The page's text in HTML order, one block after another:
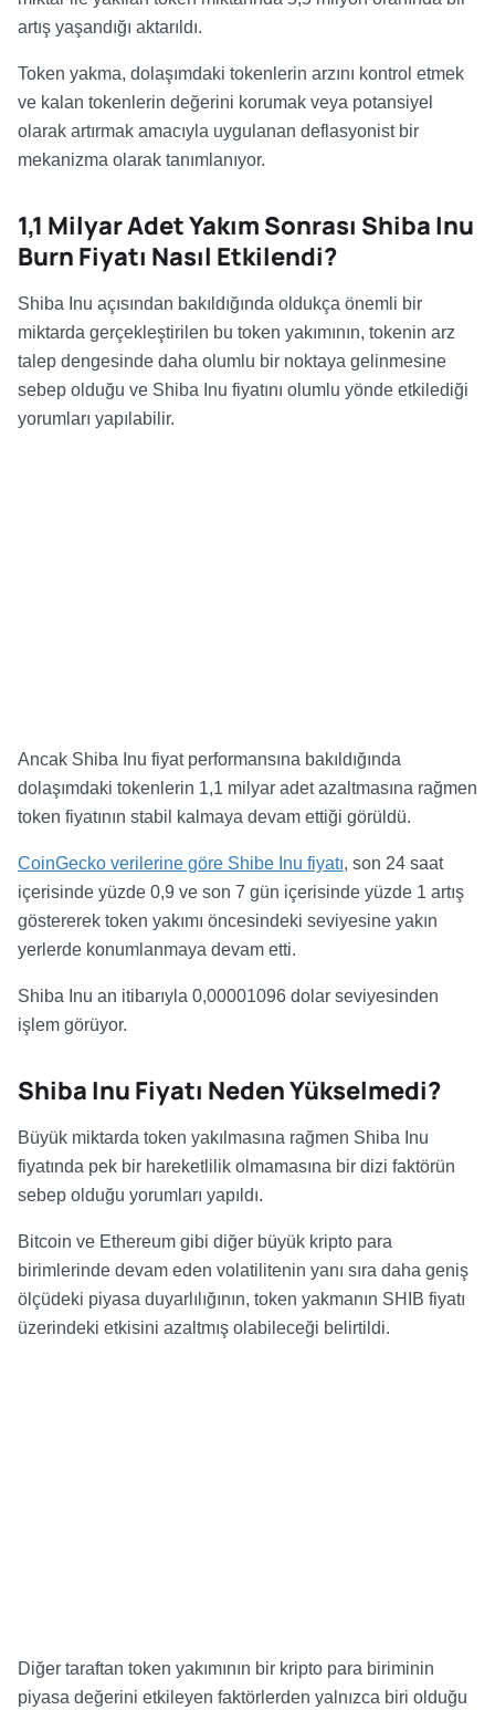
artış yaşandığı aktarıldı.
Token yakma, dolaşımdaki tokenlerin arzını kontrol etmek
ve kalan tokenlerin değerini korumak veya potansiyel
olarak artırmak amacıyla uygulanan deflasyonist bir
mekanizma olarak tanımlanıyor.
1,1 Milyar Adet Yakım Sonrası Shiba Inu
Burn Fiyatı Nasıl Etkilendi?
Shiba Inu açısından bakıldığında oldukça önemli bir
miktarda gerçekleştirilen bu token yakımının, tokenin arz
talep dengesinde daha olumlu bir noktaya gelinmesine
sebep olduğu ve Shiba Inu fiyatını olumlu yönde etkilediği
yorumları yapılabilir.
Ancak Shiba Inu fiyat performansına bakıldığında
dolaşımdaki tokenlerin 1,1 milyar adet azaltmasına rağmen
token fiyatının stabil kalmaya devam ettiği görüldü.
CoinGecko verilerine göre Shibe Inu fiyatı, son 24 saat
içerisinde yüzde 0,9 ve son 7 gün içerisinde yüzde 1 artış
göstererek token yakımı öncesindeki seviyesine yakın
yerlerde konumlanmaya devam etti.
Shiba Inu an itibarıyla 0,00001096 dolar seviyesinden
işlem görüyor.
Shiba Inu Fiyatı Neden Yükselmedi?
Büyük miktarda token yakılmasına rağmen Shiba Inu
fiyatında pek bir hareketlilik olmamasına bir dizi faktörün
sebep olduğu yorumları yapıldı.
Bitcoin ve Ethereum gibi diğer büyük kripto para
birimlerinde devam eden volatilitenin yanı sıra daha geniş
ölçüdeki piyasa duyarlılığının, token yakmanın SHIB fiyatı
üzerindeki etkisini azaltmış olabileceği belirtildi.
Diğer taraftan token yakımının bir kripto para biriminin
piyasa değerini etkileyen faktörlerden yalnızca biri olduğu